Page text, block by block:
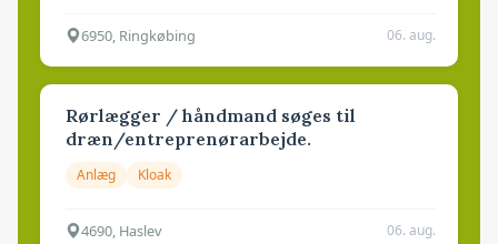
6950, Ringkøbing 06. aug.
Rørlægger / håndmand søges til
dræn/entreprenørarbejde.
Anlæg Kloak
4690, Haslev 06. aug.